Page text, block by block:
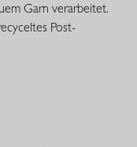
Garn verarbeitet.
Post-